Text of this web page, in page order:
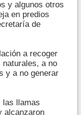
y algunos otros
en predios
de
a recoger
a no
y a no generar
las llamas
alcanzaron